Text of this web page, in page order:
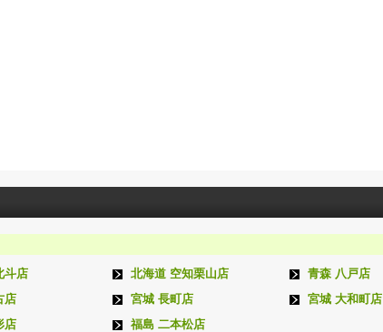
斗店 北海道 空知栗山店 青森 八戸店
店 宮城 長町店 宮城 大和町店
店 福島 二本松店